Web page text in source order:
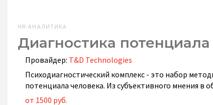
HR-АНАЛИТИКА
Диагностика
Провайдер: T&D Technologies
Психодиагностический комплекс - это набор
потенциала человека. Из субъективного мнения в
от 1500 руб.